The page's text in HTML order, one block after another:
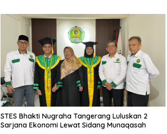
STES Bhakti Nugraha Tangerang Luluskan 2
Sarjana Ekonomi Lewat Sidang Munaqasah